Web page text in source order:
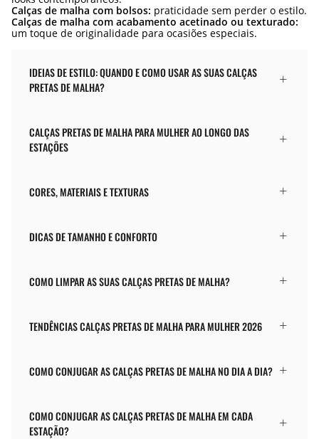
Calças de malha com bolsos: praticidade sem perder o estilo.
Calças de malha com acabamento acetinado ou texturado:
um toque de originalidade para ocasiões especiais.
IDEIAS DE ESTILO: QUANDO E COMO USAR AS SUAS CALÇAS
PRETAS DE MALHA?
CALÇAS PRETAS DE MALHA PARA MULHER AO LONGO DAS
ESTAÇÕES
CORES, MATERIAIS E TEXTURAS
DICAS DE TAMANHO E CONFORTO
COMO LIMPAR AS SUAS CALÇAS PRETAS DE MALHA?
TENDÊNCIAS CALÇAS PRETAS DE MALHA PARA MULHER 2026
COMO CONJUGAR AS CALÇAS PRETAS DE MALHA NO DIA A DIA?
COMO CONJUGAR AS CALÇAS PRETAS DE MALHA EM CADA
ESTAÇÃO?